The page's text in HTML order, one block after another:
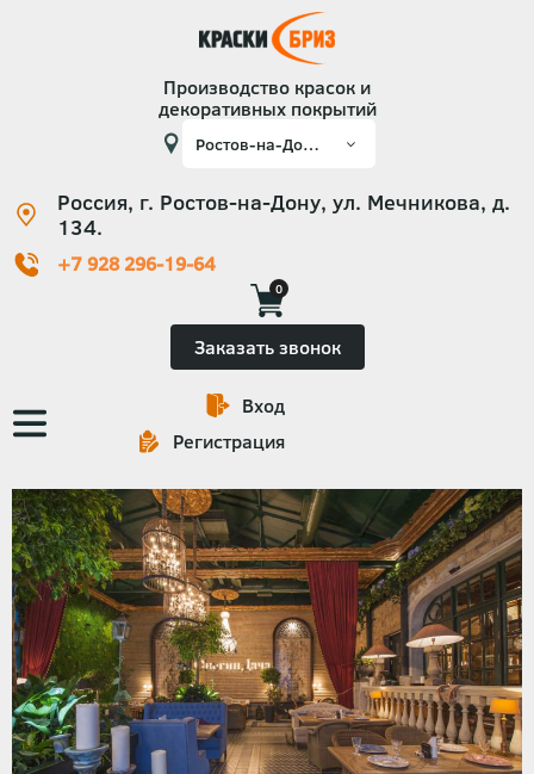
Производство красок и
декоративных покрытий
Россия, г. Ростов-на-Дону, ул. Мечникова, д.
134.
+7 928 296-19-64
0
Заказать звонок
Основная
навигация
Вход
Регистрация